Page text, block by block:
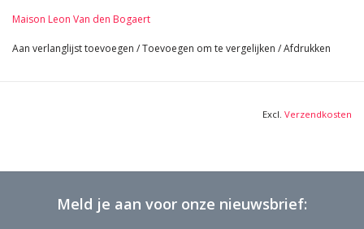
72 cm Lengte 28,35 Inch
12,6 Kg
Maison Leon Van den Bogaert
Aan verlanglijst toevoegen /Toevoegen om te vergelijken /Afdrukken
Excl. Verzendkosten
Meld je aan voor onze nieuwsbrief: